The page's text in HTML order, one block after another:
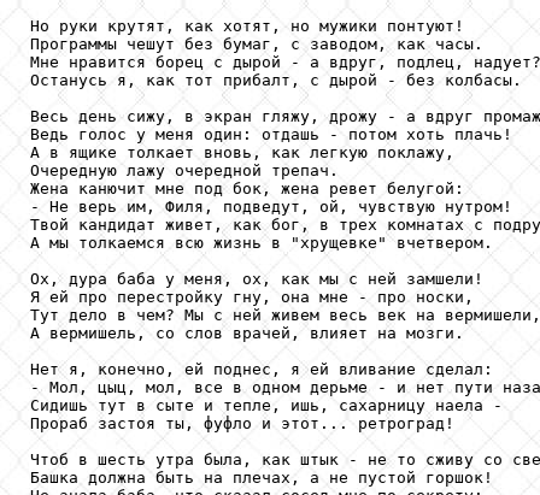
Но руки крутят, как хотят, но мужики понтуют!
Программы чешут без бумаг, с заводом, как часы.
Мне нравится борец с дырой - а вдруг, подлец, надует?
Останусь я, как тот прибалт, с дырой - без колбасы.
Весь день сижу, в экран гляжу, дрожу - а вдруг
Ведь голос у меня один: отдашь - потом хоть плачь!
А в ящике толкает вновь, как легкую поклажу,
Очередную лажу очередной трепач.
Жена канючит мне под бок, жена ревет белугой:
- Не верь им, Филя, подведут, ой, чувствую нутром!
Твой кандидат живет, как бог, в трех комнатах с
А мы толкаемся всю жизнь в "хрущевке" вчетвером.
Ох, дура баба у меня, ох, как мы с ней замшели!
Я ей про перестройку гну, она мне - про носки,
Тут дело в чем? Мы с ней живем весь век на вермишели,
А вермишель, со слов врачей, влияет на мозги.
Нет я, конечно, ей поднес, я ей вливание сделал:
- Мол, цыц, мол, все в одном дерьме - и нет пути
Сидишь тут в сыте и тепле, ишь, сахарницу наела -
Прораб застоя ты, фуфло и этот... ретроград!
Чтоб в шесть утра была, как штык - не то сживу со
Башка должна быть на плечах, а не пустой горшок!